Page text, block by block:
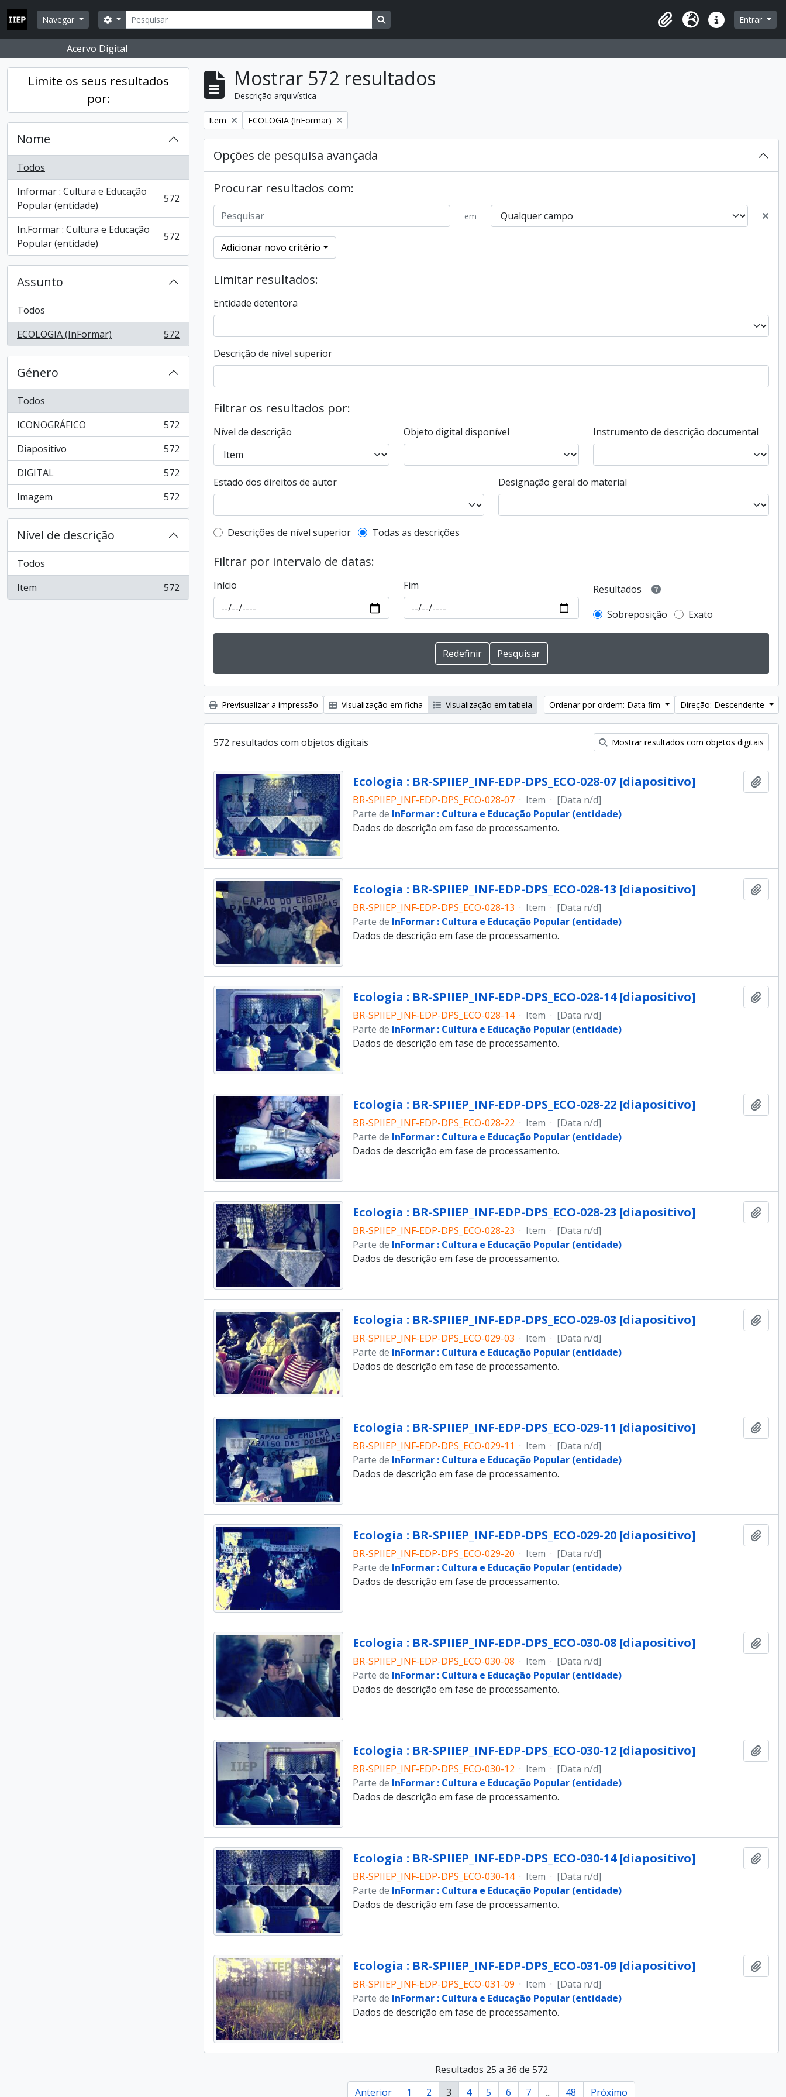
Skip to main content
Navegar
Pesquisar
Opções de busca Busque na página de navegação
Área de transferência
Idioma Ligações rápidas
Entrar
Acervo Digital
Limite os seus resultados
por:
Nome
Todos
Informar : Cultura e Educação
Popular (entidade)
, 572 resultados 572
In.Formar : Cultura e Educação
Popular (entidade)
, 572 resultados 572
Assunto
Todos
ECOLOGIA (InFormar)
, 572 resultados 572
Género
Todos
ICONOGRÁFICO
, 572 resultados
572
Diapositivo
, 572 resultados
572
DIGITAL
, 572 resultados
572
Imagem
, 572 resultados 572
Nível de descrição
Todos
Item
, 572 resultados 572
Mostrar 572 resultados
Descrição arquivística
Remover filtro:
Item Remover filtro:
ECOLOGIA (InFormar)
Opções de pesquisa avançada
Procurar resultados com:
em
Adicionar novo critério
Limitar resultados:
Entidade detentora
Descrição de nível superior
Filtrar os resultados por:
Nível de descrição Objeto digital disponível Instrumento de descrição documental
Estado dos direitos de autor Designação geral do material
Filtro de descrição de nível superior
Descrições de nível superior Todas as descrições
Filtrar por intervalo de datas:
Início Fim
Resultados
Sobreposição
Exato
Previsualizar a impressão Visualização em ficha Visualização em tabela Ordenar por ordem: Data fim Direção: Descendente
572 resultados com objetos digitais Mostrar resultados com objetos digitais
Ecologia : BR-SPIIEP_INF-EDP-DPS_ECO-028-07 [diapositivo]
BR-SPIIEP_INF-EDP-DPS_ECO-028-07 · Item · [Data n/d]
Parte de InFormar : Cultura e Educação Popular (entidade)
Dados de descrição em fase de processamento.
Ecologia : BR-SPIIEP_INF-EDP-DPS_ECO-028-13 [diapositivo]
BR-SPIIEP_INF-EDP-DPS_ECO-028-13 · Item · [Data n/d]
Parte de InFormar : Cultura e Educação Popular (entidade)
Dados de descrição em fase de processamento.
Ecologia : BR-SPIIEP_INF-EDP-DPS_ECO-028-14 [diapositivo]
BR-SPIIEP_INF-EDP-DPS_ECO-028-14 · Item · [Data n/d]
Parte de InFormar : Cultura e Educação Popular (entidade)
Dados de descrição em fase de processamento.
Ecologia : BR-SPIIEP_INF-EDP-DPS_ECO-028-22 [diapositivo]
BR-SPIIEP_INF-EDP-DPS_ECO-028-22 · Item · [Data n/d]
Parte de InFormar : Cultura e Educação Popular (entidade)
Dados de descrição em fase de processamento.
Ecologia : BR-SPIIEP_INF-EDP-DPS_ECO-028-23 [diapositivo]
BR-SPIIEP_INF-EDP-DPS_ECO-028-23 · Item · [Data n/d]
Parte de InFormar : Cultura e Educação Popular (entidade)
Dados de descrição em fase de processamento.
Ecologia : BR-SPIIEP_INF-EDP-DPS_ECO-029-03 [diapositivo]
BR-SPIIEP_INF-EDP-DPS_ECO-029-03 · Item · [Data n/d]
Parte de InFormar : Cultura e Educação Popular (entidade)
Dados de descrição em fase de processamento.
Ecologia : BR-SPIIEP_INF-EDP-DPS_ECO-029-11 [diapositivo]
BR-SPIIEP_INF-EDP-DPS_ECO-029-11 · Item · [Data n/d]
Parte de InFormar : Cultura e Educação Popular (entidade)
Dados de descrição em fase de processamento.
Ecologia : BR-SPIIEP_INF-EDP-DPS_ECO-029-20 [diapositivo]
BR-SPIIEP_INF-EDP-DPS_ECO-029-20 · Item · [Data n/d]
Parte de InFormar : Cultura e Educação Popular (entidade)
Dados de descrição em fase de processamento.
Ecologia : BR-SPIIEP_INF-EDP-DPS_ECO-030-08 [diapositivo]
BR-SPIIEP_INF-EDP-DPS_ECO-030-08 · Item · [Data n/d]
Parte de InFormar : Cultura e Educação Popular (entidade)
Dados de descrição em fase de processamento.
Ecologia : BR-SPIIEP_INF-EDP-DPS_ECO-030-12 [diapositivo]
BR-SPIIEP_INF-EDP-DPS_ECO-030-12 · Item · [Data n/d]
Parte de InFormar : Cultura e Educação Popular (entidade)
Dados de descrição em fase de processamento.
Ecologia : BR-SPIIEP_INF-EDP-DPS_ECO-030-14 [diapositivo]
BR-SPIIEP_INF-EDP-DPS_ECO-030-14 · Item · [Data n/d]
Parte de InFormar : Cultura e Educação Popular (entidade)
Dados de descrição em fase de processamento.
Ecologia : BR-SPIIEP_INF-EDP-DPS_ECO-031-09 [diapositivo]
BR-SPIIEP_INF-EDP-DPS_ECO-031-09 · Item · [Data n/d]
Parte de InFormar : Cultura e Educação Popular (entidade)
Dados de descrição em fase de processamento.
Resultados 25 a 36 de 572
Anterior
1 2 3 4 5 6 7 ... 48 Próximo